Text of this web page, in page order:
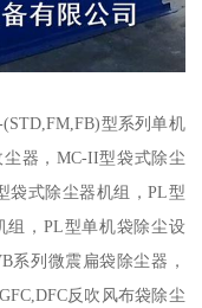
型系列单机
器，MC-II型袋式除尘
袋式除尘器机组，PL型
组，PL型单机袋除尘设
系列微震扁袋除尘器，
反吹风布袋除尘